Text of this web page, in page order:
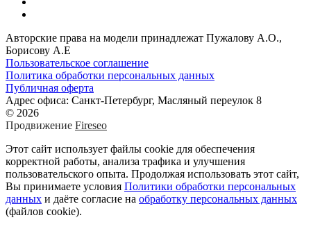
Авторские права на модели принадлежат Пужалову А.О.,
Борисову А.Е
Пользовательское соглашение
Политика обработки персональных данных
Публичная оферта
Адрес офиса: Санкт-Петербург, Масляный переулок 8
© 2026
Продвижение Fireseo
Этот сайт использует файлы cookie для обеспечения
корректной работы, анализа трафика и улучшения
пользовательского опыта. Продолжая использовать этот сайт,
Вы принимаете условия Политики обработки персональных
данных и даёте согласие на обработку персональных данных
(файлов cookie).